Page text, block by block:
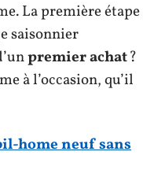
La première étape
saisonnier
premier achat?
à l’occasion, qu’il
home neuf sans